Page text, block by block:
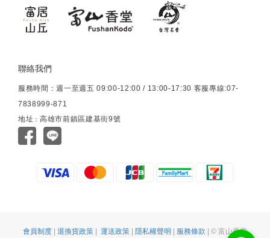
聯絡我們
服務時間：週一至週五 09:00-12:00 / 13:00-17:30 客服專線:07-
7838999-871
地址 ： 高雄市前鎮區建基街9號
會員制度 退換貨政策 運送政策 隱私權聲明 服務條款 | © 富山香堂